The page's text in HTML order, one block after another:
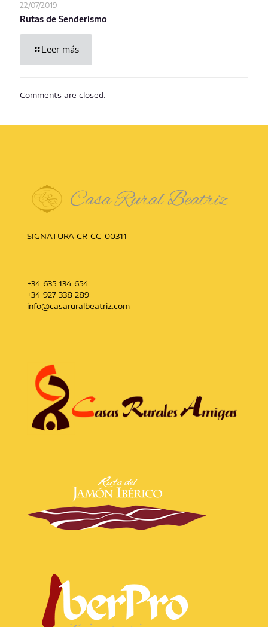
22/07/2019
Rutas de Senderismo
Leer más
Comments are closed.
SIGNATURA CR-CC-00311
+34 635 134 654
+34 927 338 289
info@casaruralbeatriz.com